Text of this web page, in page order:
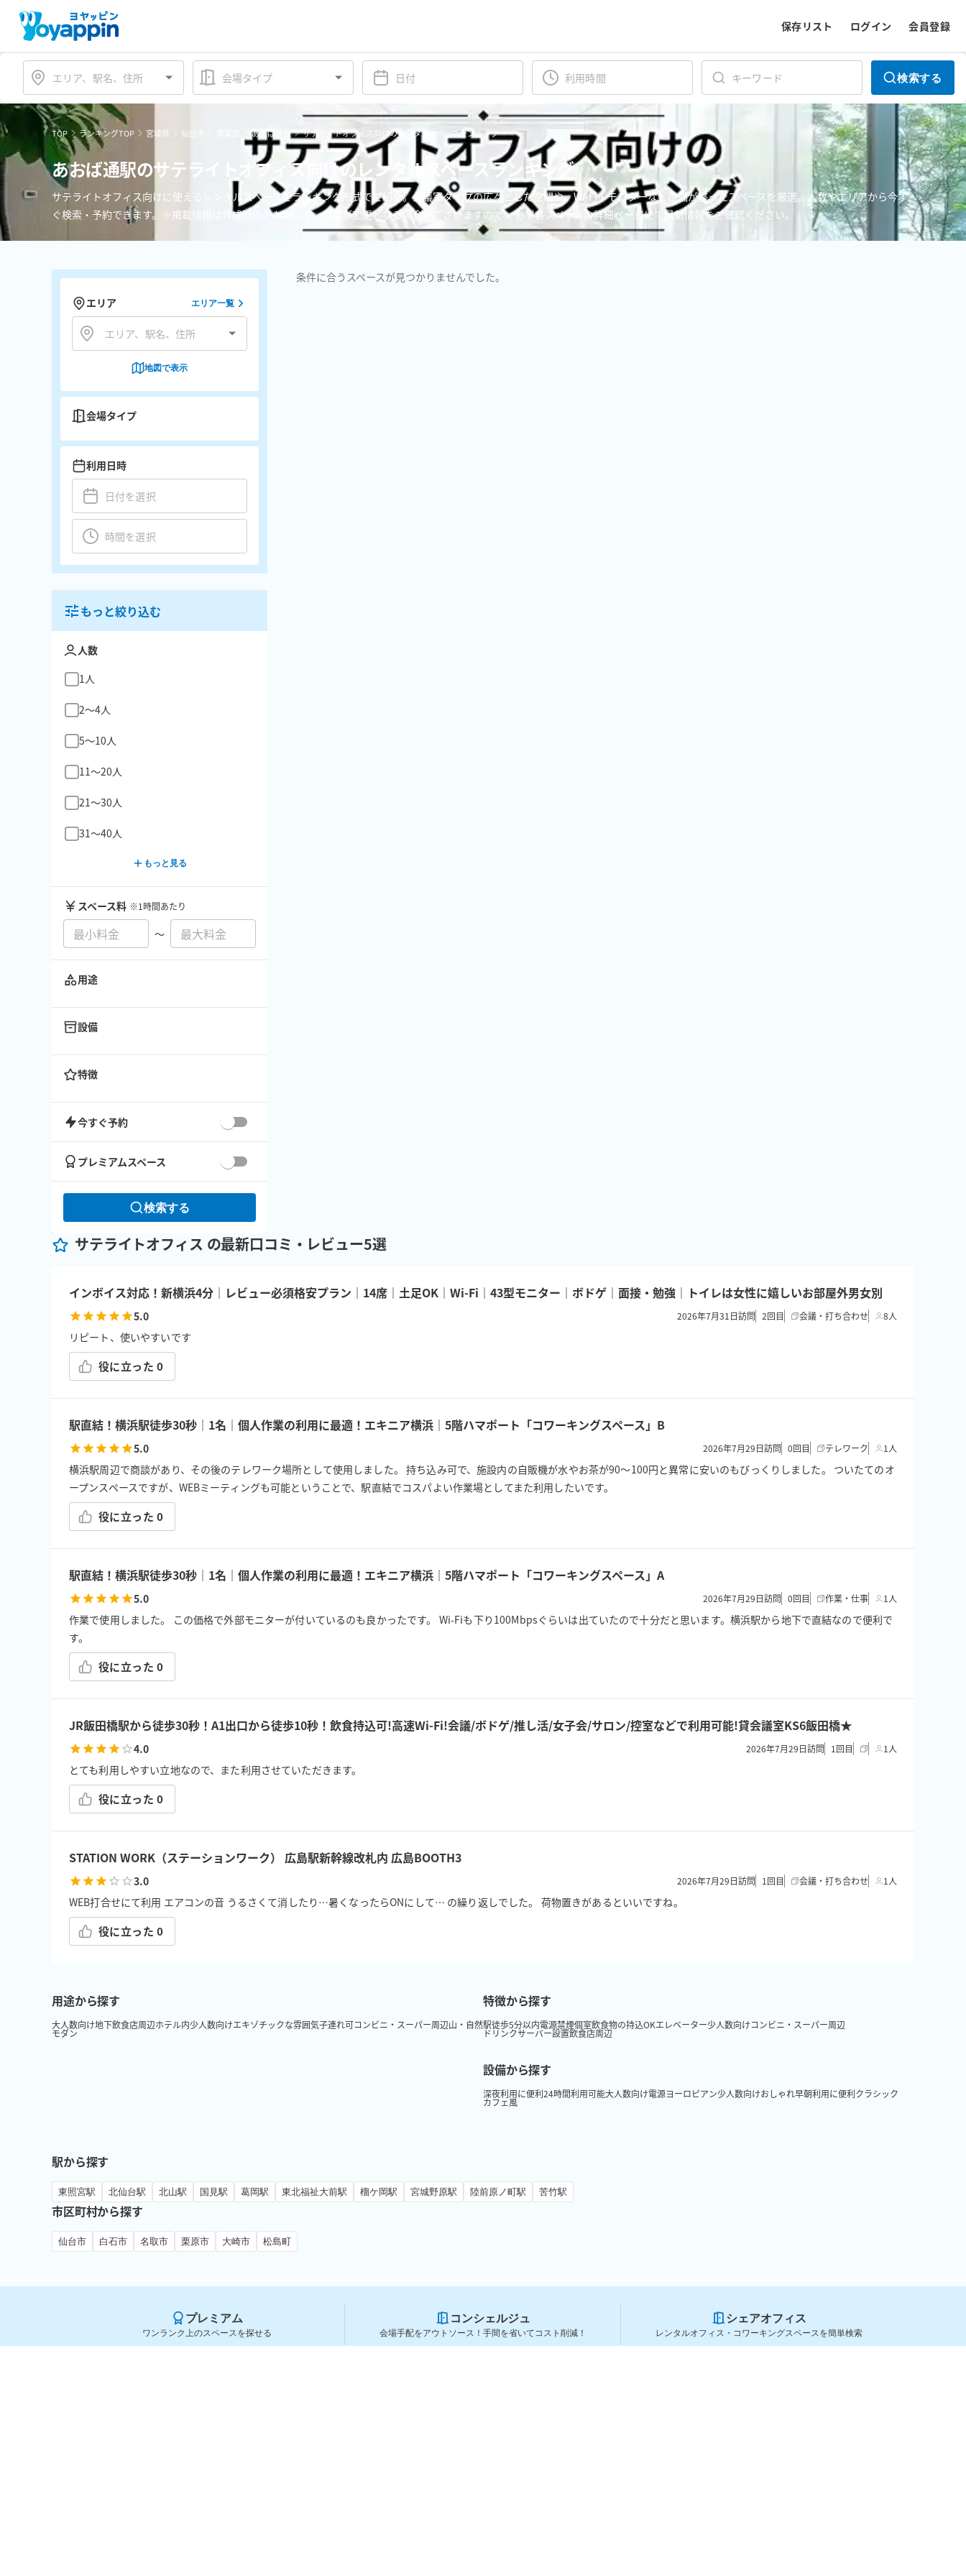
保存リスト ログイン 会員登録
会場タイプ 検索する
TOP ランキングTOP 宮城県 仙台市 あおば通駅 サテライトオフィス向けのレンタルスペースランキング
あおば通駅のサテライトオフィス向けのレンタルスペースランキング
サテライトオフィス向けに使えるレンタルスペースをランキング形式でご紹介。会議室タイプの広々とした空間や、Wi-Fi・モニターなど設備が整ったスペースを厳選。人数やエリアから今す
ぐ検索・予約できます。※掲載情報は作成時点のものです。内容が変更となる場合がございますので、 必ず各スペースの詳細ページにて最新情報をご確認ください。
条件に合うスペースが見つかりませんでした。
エリア
エリア一覧
地図で表示
会場タイプ
利用日時
もっと絞り込む
人数
1人
2〜4人
5〜10人
11〜20人
21〜30人
31〜40人
もっと見る
スペース料 ※1時間あたり
〜
用途
設備
特徴
今すぐ予約
プレミアムスペース
検索する
サテライトオフィス の最新口コミ・レビュー5選
インボイス対応！新横浜4分｜レビュー必須格安プラン｜14席｜土足OK｜Wi-Fi｜43型モニター｜ボドゲ｜面接・勉強｜トイレは女性に嬉しいお部屋外男女別
5.0 2026年7月31日訪問 2回目 会議・打ち合わせ 8人
リピート、使いやすいです
役に立った 0
駅直結！横浜駅徒歩30秒｜1名｜個人作業の利用に最適！エキニア横浜｜5階ハマポート「コワーキングスペース」B
5.0 2026年7月29日訪問 0回目 テレワーク 1人
横浜駅周辺で商談があり、その後のテレワーク場所として使用しました。 持ち込み可で、施設内の自販機が水やお茶が90〜100円と異常に安いのもびっくりしました。 ついたてのオ
ープンスペースですが、WEBミーティングも可能ということで、駅直結でコスパよい作業場としてまた利用したいです。
役に立った 0
駅直結！横浜駅徒歩30秒｜1名｜個人作業の利用に最適！エキニア横浜｜5階ハマポート「コワーキングスペース」A
5.0 2026年7月29日訪問 0回目 作業・仕事 1人
作業で使用しました。 この価格で外部モニターが付いているのも良かったです。 Wi-Fiも下り100Mbpsぐらいは出ていたので十分だと思います。横浜駅から地下で直結なので便利で
す。
役に立った 0
JR飯田橋駅から徒歩30秒！A1出口から徒歩10秒！飲食持込可!高速Wi-Fi!会議/ボドゲ/推し活/女子会/サロン/控室などで利用可能!貸会議室KS6飯田橋★
4.0 2026年7月29日訪問 1 回目 1人
とても利用しやすい立地なので、また利用させていただきます。
役に立った 0
STATION WORK（ステーションワーク） 広島駅新幹線改札内 広島BOOTH3
3.0 2026年7月29日訪問 1 回目 会議・打ち合わせ 1人
WEB打合せにて利用 エアコンの音 うるさくて消したり…暑くなったらONにして… の繰り返しでした。 荷物置きがあるといいですね。
役に立った 0
用途から探す
大人数向け地下飲食店周辺ホテル内少人数向けエキゾチックな雰囲気子連れ可コンビニ・スーパー周辺山・自然
モダン
特徴から探す
駅徒歩5分以内電源禁煙個室飲食物の持込OKエレベーター少人数向けコンビニ・スーパー周辺
ドリンクサーバー設置飲食店周辺
設備から探す
深夜利用に便利24時間利用可能大人数向け電源ヨーロピアン少人数向けおしゃれ早朝利用に便利クラシック
カフェ風
駅から探す
東照宮駅 北仙台駅 北山駅 国見駅 葛岡駅 東北福祉大前駅 榴ケ岡駅 宮城野原駅 陸前原ノ町駅 苦竹駅
市区町村から探す
仙台市 白石市 名取市 栗原市 大崎市 松島町
プレミアム
ワンランク上のスペースを探せる
コンシェルジュ
会場手配をアウトソース！手間を省いてコスト削減！
シェアオフィス
レンタルオフィス・コワーキングスペースを簡単検索